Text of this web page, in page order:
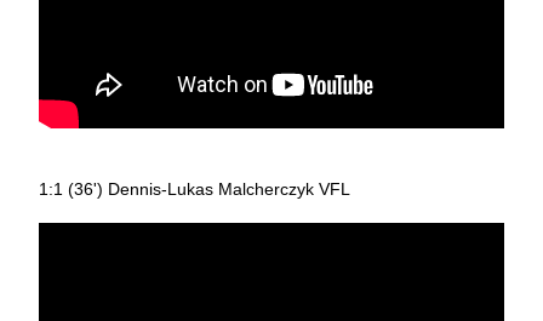
1:1 (36') Dennis-Lukas Malcherczyk VFL